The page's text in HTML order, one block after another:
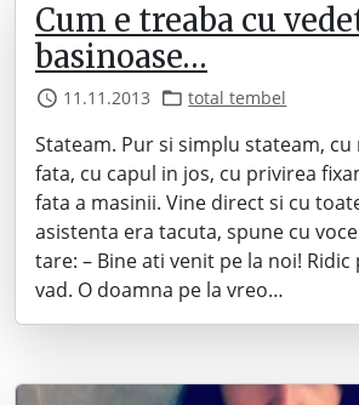
Cum e treaba cu
basinoase…
11.11.2013 total tembel
Stateam. Pur si simplu stateam,
fata, cu capul in jos, cu privirea
fata a masinii. Vine direct si cu
asistenta era tacuta, spune cu
tare: – Bine ati venit pe la noi!
vad. O doamna pe la vreo…